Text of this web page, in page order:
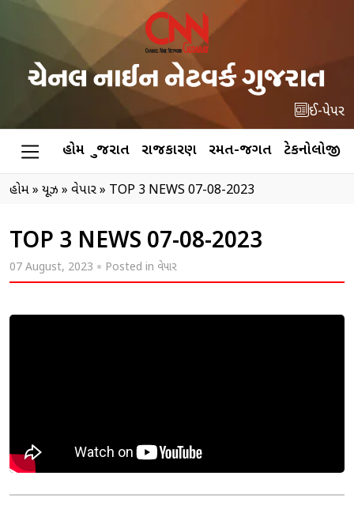
ઈ-પેપર
હોમ ગુજરાત રાજકારણ રમત-જગત ટેકનોલોજી
હોમ» ન્યૂઝ » વેપાર» TOP 3 NEWS 07-08-2023
TOP 3 NEWS 07-08-2023
07 August, 2023 Posted in વેપાર